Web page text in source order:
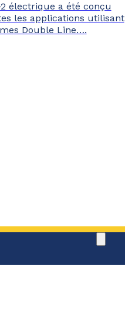
électrique a été conçu
les applications utilisant
Double Line….